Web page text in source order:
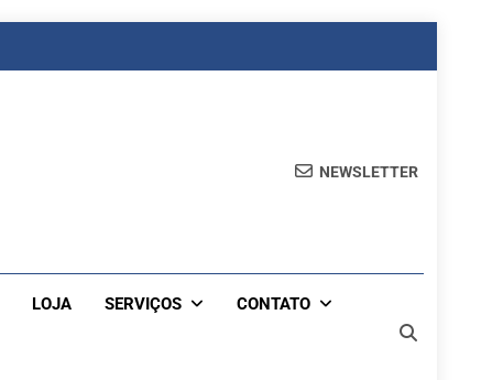
NEWSLETTER
LOJA SERVIÇOS CONTATO